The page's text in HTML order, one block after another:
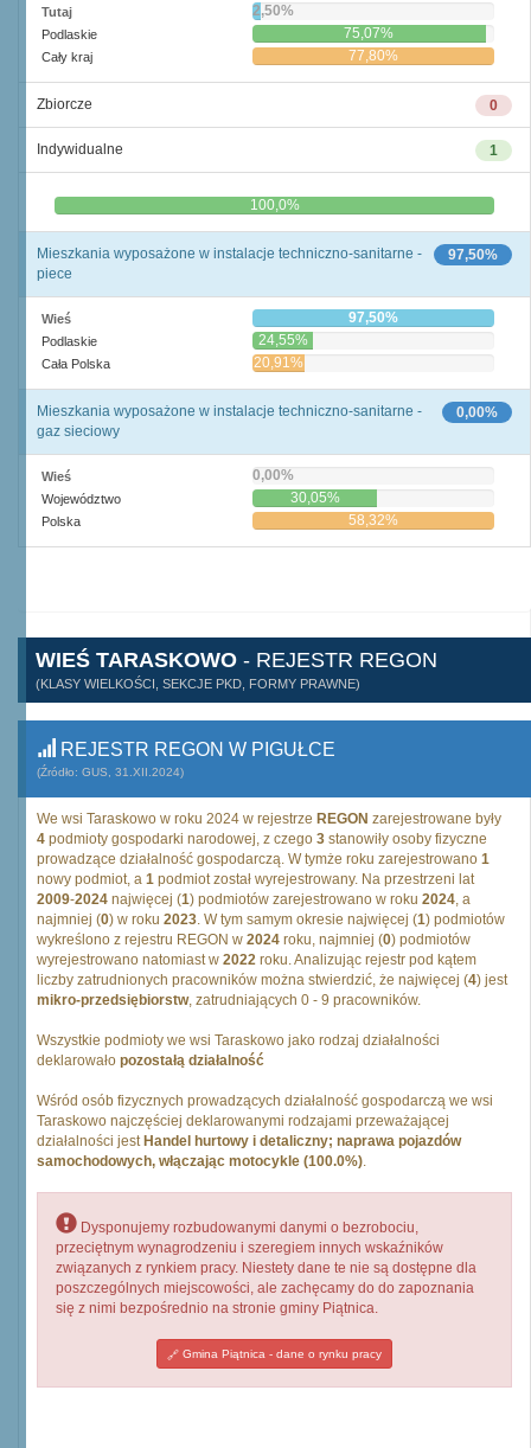
Tutaj 2,50%
Podlaskie 75,07%
Cały kraj 77,80%
0
Zbiorcze
1
Indywidualne
0,0% 100,0%
97,50%
Mieszkania wyposażone w instalacje techniczno-sanitarne -
piece
Wieś 97,50%
Podlaskie 24,55%
Cała Polska 20,91%
0,00%
Mieszkania wyposażone w instalacje techniczno-sanitarne -
gaz sieciowy
Wieś 0,00%
Województwo 30,05%
Polska 58,32%
WIEŚ TARASKOWO - REJESTR REGON
(KLASY WIELKOŚCI, SEKCJE PKD, FORMY PRAWNE)
REJESTR REGON W PIGUŁCE
(Źródło: GUS, 31.XII.2024)
We wsi Taraskowo w roku 2024 w rejestrze REGON zarejestrowane były
4 podmioty gospodarki narodowej, z czego 3 stanowiły osoby fizyczne
prowadzące działalność gospodarczą. W tymże roku zarejestrowano 1
nowy podmiot, a 1 podmiot został wyrejestrowany. Na przestrzeni lat
2009-2024 najwięcej (1) podmiotów zarejestrowano w roku 2024, a
najmniej (0) w roku 2023. W tym samym okresie najwięcej (1) podmiotów
wykreślono z rejestru REGON w 2024 roku, najmniej (0) podmiotów
wyrejestrowano natomiast w 2022 roku. Analizując rejestr pod kątem
liczby zatrudnionych pracowników można stwierdzić, że najwięcej (4) jest
mikro-przedsiębiorstw, zatrudniających 0 - 9 pracowników.
Wszystkie podmioty we wsi Taraskowo jako rodzaj działalności
deklarowało pozostałą działalność
Wśród osób fizycznych prowadzących działalność gospodarczą we wsi
Taraskowo najczęściej deklarowanymi rodzajami przeważającej
działalności jest Handel hurtowy i detaliczny; naprawa pojazdów
samochodowych, włączając motocykle (100.0%).
Dysponujemy rozbudowanymi danymi o bezrobociu,
przeciętnym wynagrodzeniu i szeregiem innych wskaźników
związanych z rynkiem pracy. Niestety dane te nie są dostępne dla
poszczególnych miejscowości, ale zachęcamy do do zapoznania
się z nimi bezpośrednio na stronie gminy Piątnica.
Gmina Piątnica - dane o rynku pracy